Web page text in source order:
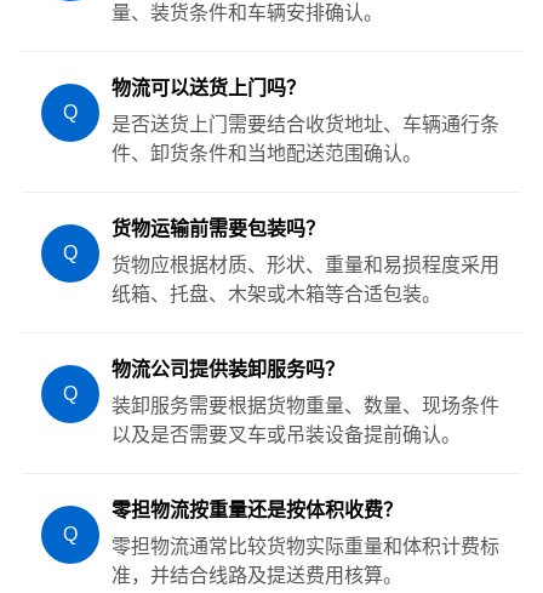
量、装货条件和车辆安排确认。
Q
物流可以送货上门吗？
是否送货上门需要结合收货地址、车辆通行条
件、卸货条件和当地配送范围确认。
Q
货物运输前需要包装吗？
货物应根据材质、形状、重量和易损程度采用
纸箱、托盘、木架或木箱等合适包装。
Q
物流公司提供装卸服务吗？
装卸服务需要根据货物重量、数量、现场条件
以及是否需要叉车或吊装设备提前确认。
Q
零担物流按重量还是按体积收费？
零担物流通常比较货物实际重量和体积计费标
准，并结合线路及提送费用核算。